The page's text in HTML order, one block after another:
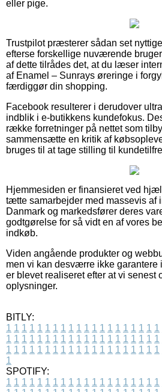
eller pige.
Trustpilot præsterer sådan set
efterse forskellige nuværende
af dette tilrådes det, at du læser
af Enamel – Sunrays øreringe i
færdiggør din shopping.
Facebook resulterer i derudover
indblik i e-butikkens kundefokus.
række forretninger på nettet som
sammensætte en kritik af
bruges til at tage stilling til
Hjemmesiden er finansieret ved
tætte samarbejder med massevis af
Danmark og markedsfører deres
godtgørelse for så vidt en af vores
indkøb.
Viden angående produkter og
men vi kan desværre ikke garantere
er blevet realiseret efter at vi senest
oplysninger.
BITLY:
1 1 1 1 1 1 1 1 1 1 1 1 1 1 1 1 1 1 1 1
1 1 1 1 1 1 1 1 1 1 1 1 1 1 1 1 1 1 1 1
1 1 1 1 1 1 1 1 1 1 1 1 1 1 1 1 1 1 1 1
1
SPOTIFY:
1 1 1 1 1 1 1 1 1 1 1 1 1 1 1 1 1 1 1 1